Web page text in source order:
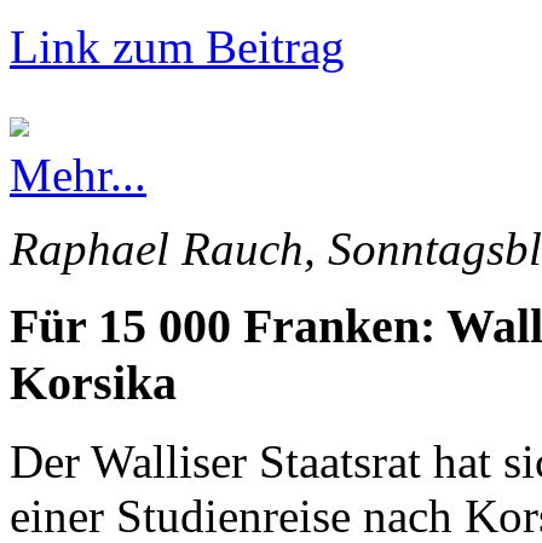
Link zum Beitrag
Mehr...
Raphael Rauch,
Für 15 000 Franken:
Korsika
Der Walliser Staatsrat hat
einer Studienreise nach